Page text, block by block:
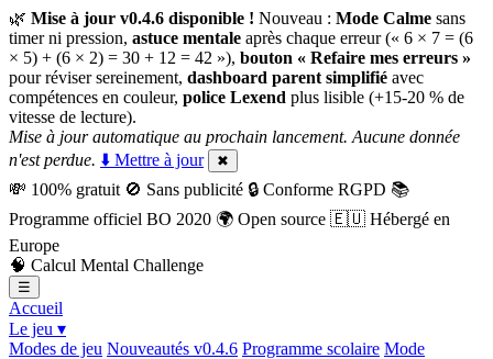
🌿 Mise à jour v0.4.6 disponible ! Nouveau : Mode Calme sans
timer ni pression, astuce mentale après chaque erreur (« 6 × 7 = (6
× 5) + (6 × 2) = 30 + 12 = 42 »), bouton « Refaire mes erreurs »
pour réviser sereinement, dashboard parent simplifié avec
compétences en couleur, police Lexend plus lisible (+15-20 % de
vitesse de lecture).
Mise à jour automatique au prochain lancement. Aucune donnée
n'est perdue. ⬇️ Mettre à jour ✖
💸 100% gratuit 🚫 Sans publicité 🔒 Conforme RGPD 📚
Programme officiel BO 2020 🌍 Open source 🇪🇺 Hébergé en
Europe
🧠 Calcul Mental Challenge
☰
Accueil
Le jeu ▾
Modes de jeu Nouveautés v0.4.6 Programme scolaire Mode